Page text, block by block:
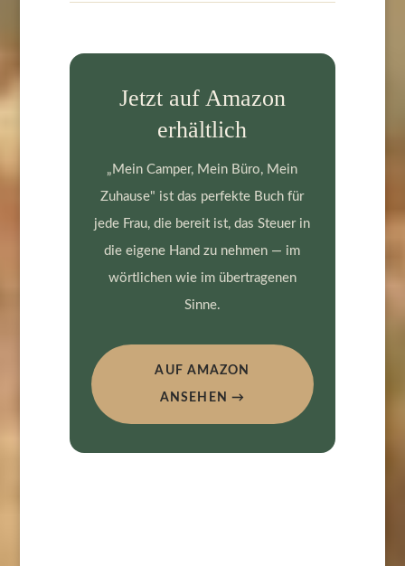
Jetzt auf Amazon
erhältlich
„Mein Camper, Mein Büro, Mein
Zuhause" ist das perfekte Buch für
jede Frau, die bereit ist, das Steuer in
die eigene Hand zu nehmen — im
wörtlichen wie im übertragenen
Sinne.
AUF AMAZON
ANSEHEN →